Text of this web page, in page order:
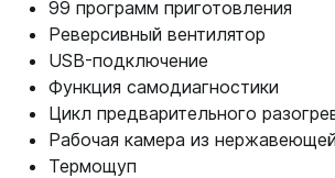
99 программ приготовления
Реверсивный вентилятор
USB-подключение
Функция самодиагностики
Цикл предварительного
Рабочая камера из
Термощуп